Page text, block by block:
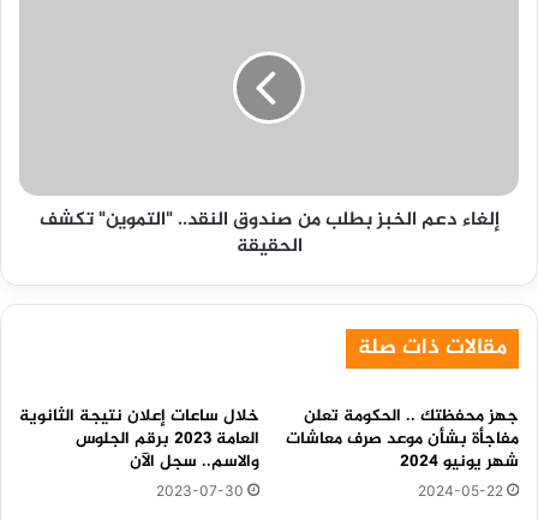
تكشف
الحقيقة
إلغاء دعم الخبز بطلب من صندوق النقد.. "التموين" تكشف
الحقيقة
مقالات ذات صلة
جهز محفظتك .. الحكومة تعلن
مفاجأة بشأن موعد صرف معاشات
شهر يونيو 2024
2024-05-22
خلال ساعات إعلان نتيجة الثانوية
العامة 2023 برقم الجلوس
والاسم.. سجل الآن
2023-07-30